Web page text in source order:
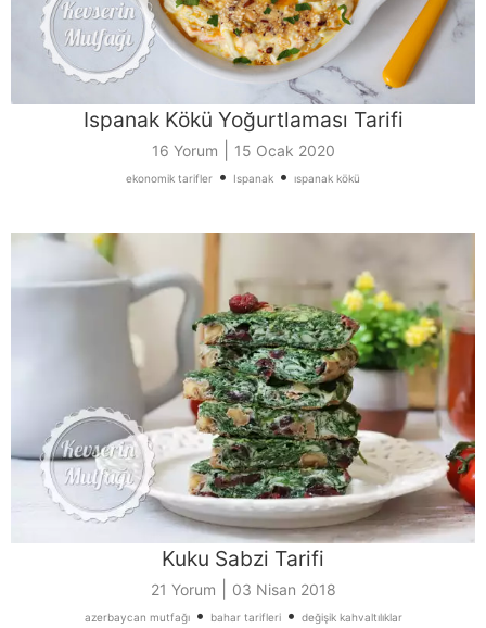
Ispanak Kökü Yoğurtlaması Tarifi
16 Yorum 15 Ocak 2020
ekonomik tarifler • Ispanak • ıspanak kökü
Kuku Sabzi Tarifi
21 Yorum 03 Nisan 2018
azerbaycan mutfağı• bahar tarifleri• değişik kahvaltılıklar